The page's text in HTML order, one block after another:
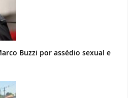
Buzzi por assédio sexual e